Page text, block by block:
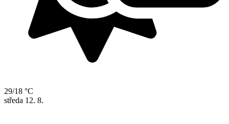
29/18 °C
středa 12. 8.